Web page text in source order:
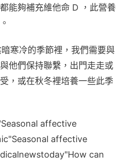
能夠補充維他命 D ，此營養
寒冷的季節裡，我們需要與
他們保持聯繫，出門走走或
，或在秋冬裡培養一些此季
affective
affective
can